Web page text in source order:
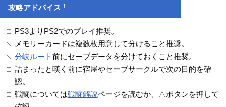
攻略アドバイス†
PS3よりPS2でのプレイ推奨。
メモリーカードは複数枚用意して分けること推奨。
分岐ルート前にセーブデータを分けておくこと推奨。
詰まったと嘆く前に宿屋やセーブサークルで次の目的を確
認。
戦闘については戦闘解説ページを読むか、△ボタンを押して